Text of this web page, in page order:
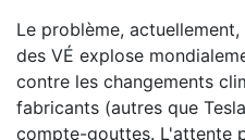
Le problème,
des VÉ explose
contre les changements
fabricants (autres que
compte-gouttes. L'attente